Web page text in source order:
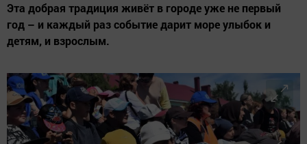
Эта добрая традиция живёт в городе уже не первый
год – и каждый раз событие дарит море улыбок и
детям, и взрослым.